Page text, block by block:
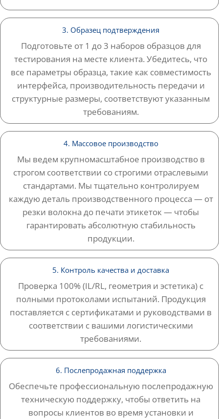
3. Образец подтверждения
Подготовьте от 1 до 3 наборов образцов для
тестирования на месте клиента. Убедитесь, что
все параметры образца, такие как совместимость
интерфейса, производительность передачи и
структурные размеры, соответствуют указанным
требованиям.
4. Массовое производство
Мы ведем крупномасштабное производство в
строгом соответствии со строгими отраслевыми
стандартами. Мы тщательно контролируем
каждую деталь производственного процесса — от
резки волокна до печати этикеток — чтобы
гарантировать абсолютную стабильность
продукции.
5. Контроль качества и доставка
Проверка 100% (IL/RL, геометрия и эстетика) с
полными протоколами испытаний. Продукция
поставляется с сертификатами и руководствами в
соответствии с вашими логистическими
требованиями.
6. Послепродажная поддержка
Обеспечьте профессиональную послепродажную
техническую поддержку, чтобы ответить на
вопросы клиентов во время установки и